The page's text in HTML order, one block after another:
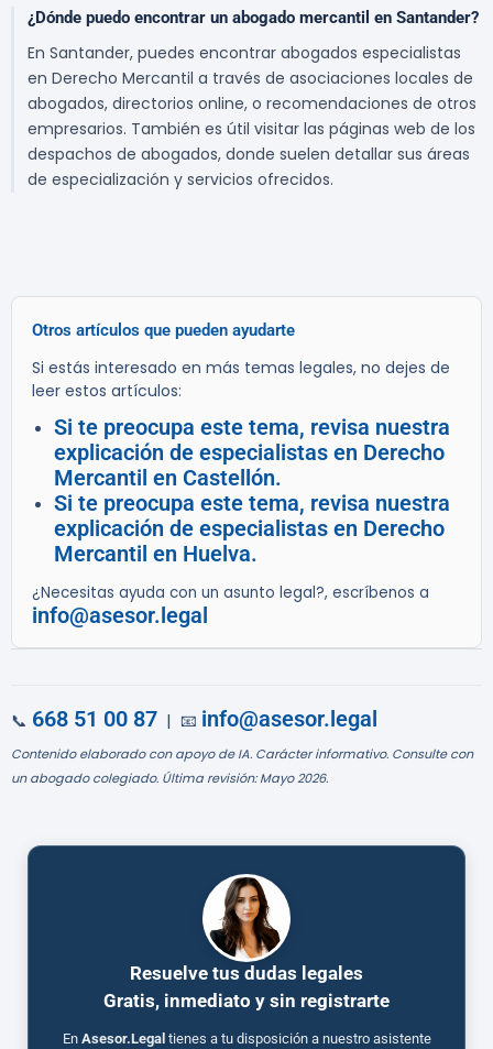
¿Dónde puedo encontrar un abogado mercantil en Santander?
En Santander, puedes encontrar abogados especialistas
en Derecho Mercantil a través de asociaciones locales de
abogados, directorios online, o recomendaciones de otros
empresarios. También es útil visitar las páginas web de los
despachos de abogados, donde suelen detallar sus áreas
de especialización y servicios ofrecidos.
Otros artículos que pueden ayudarte
Si estás interesado en más temas legales, no dejes de
leer estos artículos:
Si te preocupa este tema, revisa nuestra
explicación de especialistas en Derecho
Mercantil en Castellón.
Si te preocupa este tema, revisa nuestra
explicación de especialistas en Derecho
Mercantil en Huelva.
¿Necesitas ayuda con un asunto legal?, escríbenos a
info@asesor.legal
📞 668 51 00 87 | 📧 info@asesor.legal
Contenido elaborado con apoyo de IA. Carácter informativo. Consulte con
un abogado colegiado. Última revisión: Mayo 2026.
Resuelve tus dudas legales
Gratis, inmediato y sin registrarte
En Asesor.Legal tienes a tu disposición a nuestro asistente